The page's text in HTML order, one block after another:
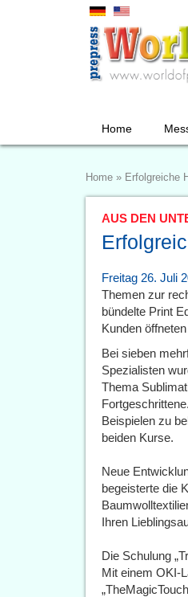
Home
Home » Erfolgreiche
AUS DEN
Freitag 26. Juli
Themen zur
bündelte Print
Kunden
Bei sieben
Spezialisten
Thema
Beispielen zu
beiden Kurse.
Neue
begeisterte die
Ihren
Die Schulung
Mit einem OKI-